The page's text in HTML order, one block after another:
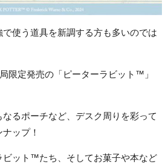
使う道具を新調する方も多いのでは
限定発売の「ピーターラビット™」
なるポーチなど、デスク周りを彩って
ップ！
ビット™たち、そしてお菓子や本など